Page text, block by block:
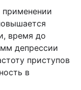
применении
время до
депрессии
приступов
в